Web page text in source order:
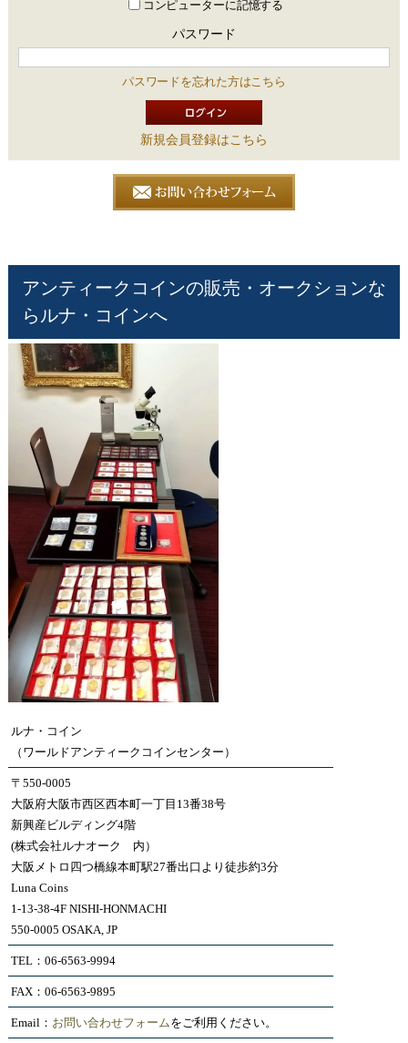
コンピューターに記憶する
パスワード
パスワードを忘れた方はこちら
新規会員登録はこちら
アンティークコインの販売・オークションな
らルナ・コインへ
ルナ・コイン
（ワールドアンティークコインセンター）
〒550-0005
大阪府大阪市西区西本町一丁目13番38号
新興産ビルディング4階
(株式会社ルナオーク 内）
大阪メトロ四つ橋線本町駅27番出口より徒歩約3分
Luna Coins
1-13-38-4F NISHI-HONMACHI
550-0005 OSAKA, JP
TEL：06-6563-9994
FAX：06-6563-9895
Email： お問い合わせフォームをご利用ください。